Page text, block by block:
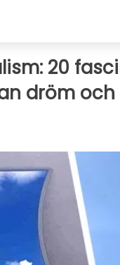
20
dröm